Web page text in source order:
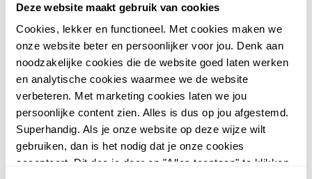
Deze website maakt gebruik van cookies
Cookies, lekker en functioneel. Met cookies maken we
onze website beter en persoonlijker voor jou. Denk aan
noodzakelijke cookies die de website goed laten werken
en analytische cookies waarmee we de website
verbeteren. Met marketing cookies laten we jou
persoonlijke content zien. Alles is dus op jou afgestemd.
Superhandig. Als je onze website op deze wijze wilt
gebruiken, dan is het nodig dat je onze cookies
accepteert. Dit doe je door op "Alles toestaan" te klikken.